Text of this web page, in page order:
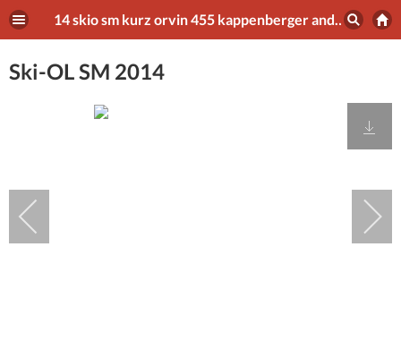
14 skio sm kurz orvin 455 kappenberger andrin
Ski-OL SM 2014